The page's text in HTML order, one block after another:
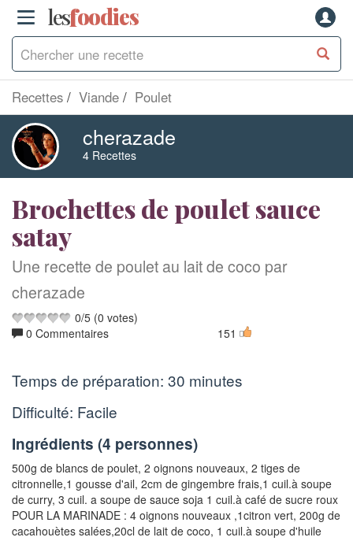
lesfoodies
Recettes Viande Poulet
cherazade
4 Recettes
Brochettes de poulet sauce
satay
Une recette de poulet au lait de coco par
cherazade
0/5 (0 votes)
0 Commentaires
151
Temps de préparation: 30 minutes
Difficulté: Facile
Ingrédients (4 personnes)
500g de blancs de poulet, 2 oignons nouveaux, 2 tiges de
citronnelle,1 gousse d'ail, 2cm de gingembre frais,1 cuil.à soupe
de curry, 3 cuil. a soupe de sauce soja 1 cuil.à café de sucre roux
POUR LA MARINADE : 4 oignons nouveaux ,1citron vert, 200g de
cacahouètes salées,20cl de lait de coco, 1 cuil.à soupe d'huile